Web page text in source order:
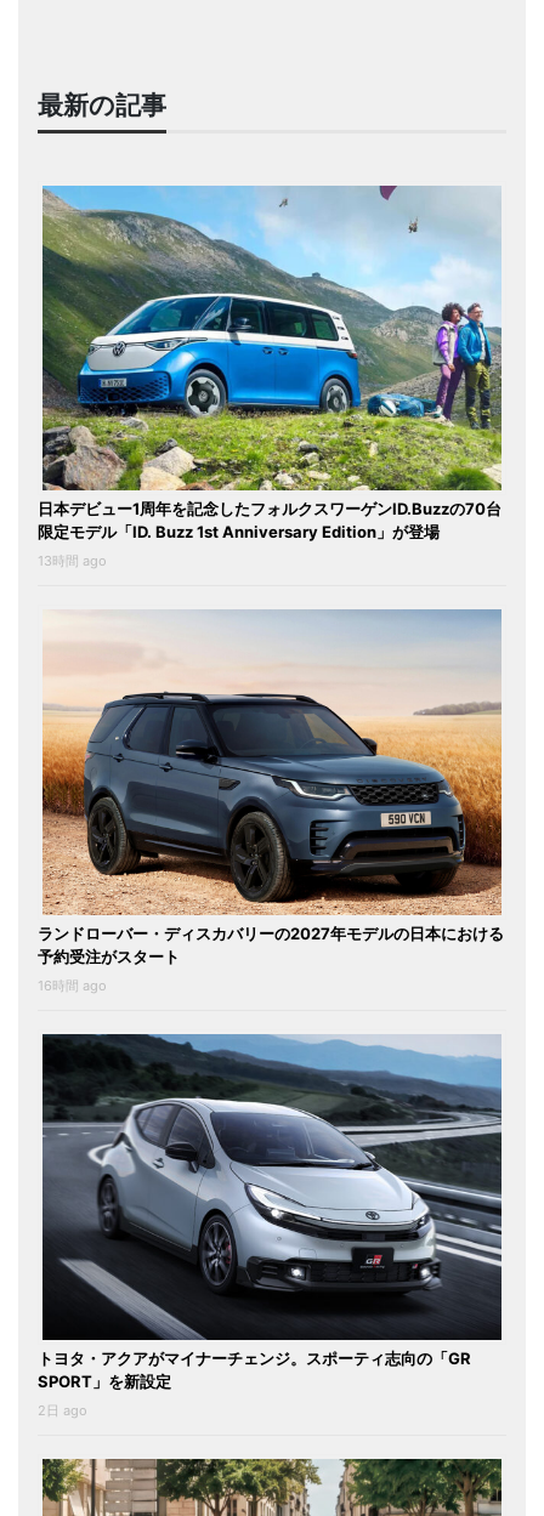
最新の記事
日本デビュー1周年を記念したフォルクスワーゲンID.Buzzの70台
限定モデル「ID. Buzz 1st Anniversary Edition」が登場
13時間 ago
ランドローバー・ディスカバリーの2027年モデルの日本における
予約受注がスタート
16時間 ago
トヨタ・アクアがマイナーチェンジ。スポーティ志向の「GR
SPORT」を新設定
2日 ago